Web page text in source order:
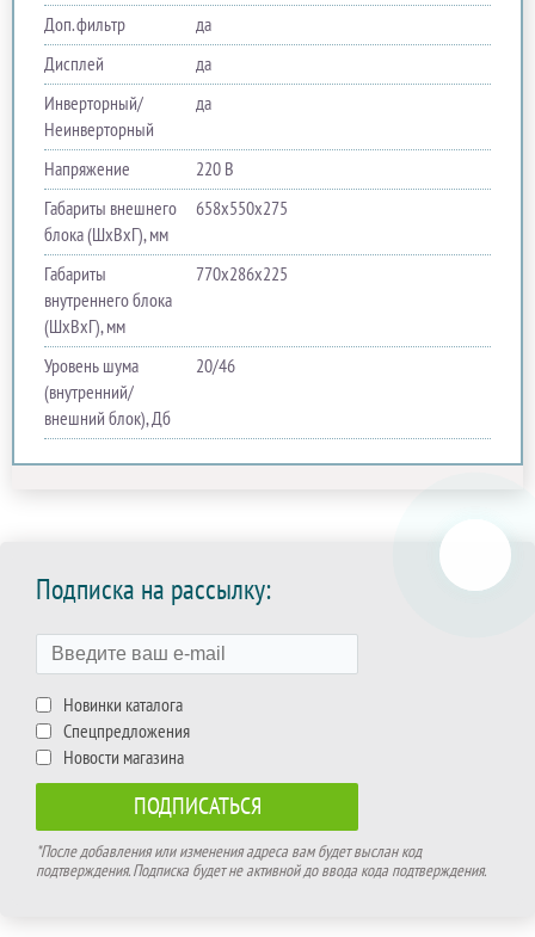
Доп. фильтр
да
Дисплей
да
Инверторный/
Неинверторный
да
Напряжение
220 В
Габариты внешнего
блока (ШхВхГ), мм
658х550х275
Габариты
внутреннего блока
(ШхВхГ), мм
770х286х225
Уровень шума
(внутренний/
внешний блок), Дб
20/46
Подписка на рассылку:
Новинки каталога
Спецпредложения
Новости магазина
*После добавления или изменения адреса вам будет выслан код
подтверждения. Подписка будет не активной до ввода кода подтверждения.